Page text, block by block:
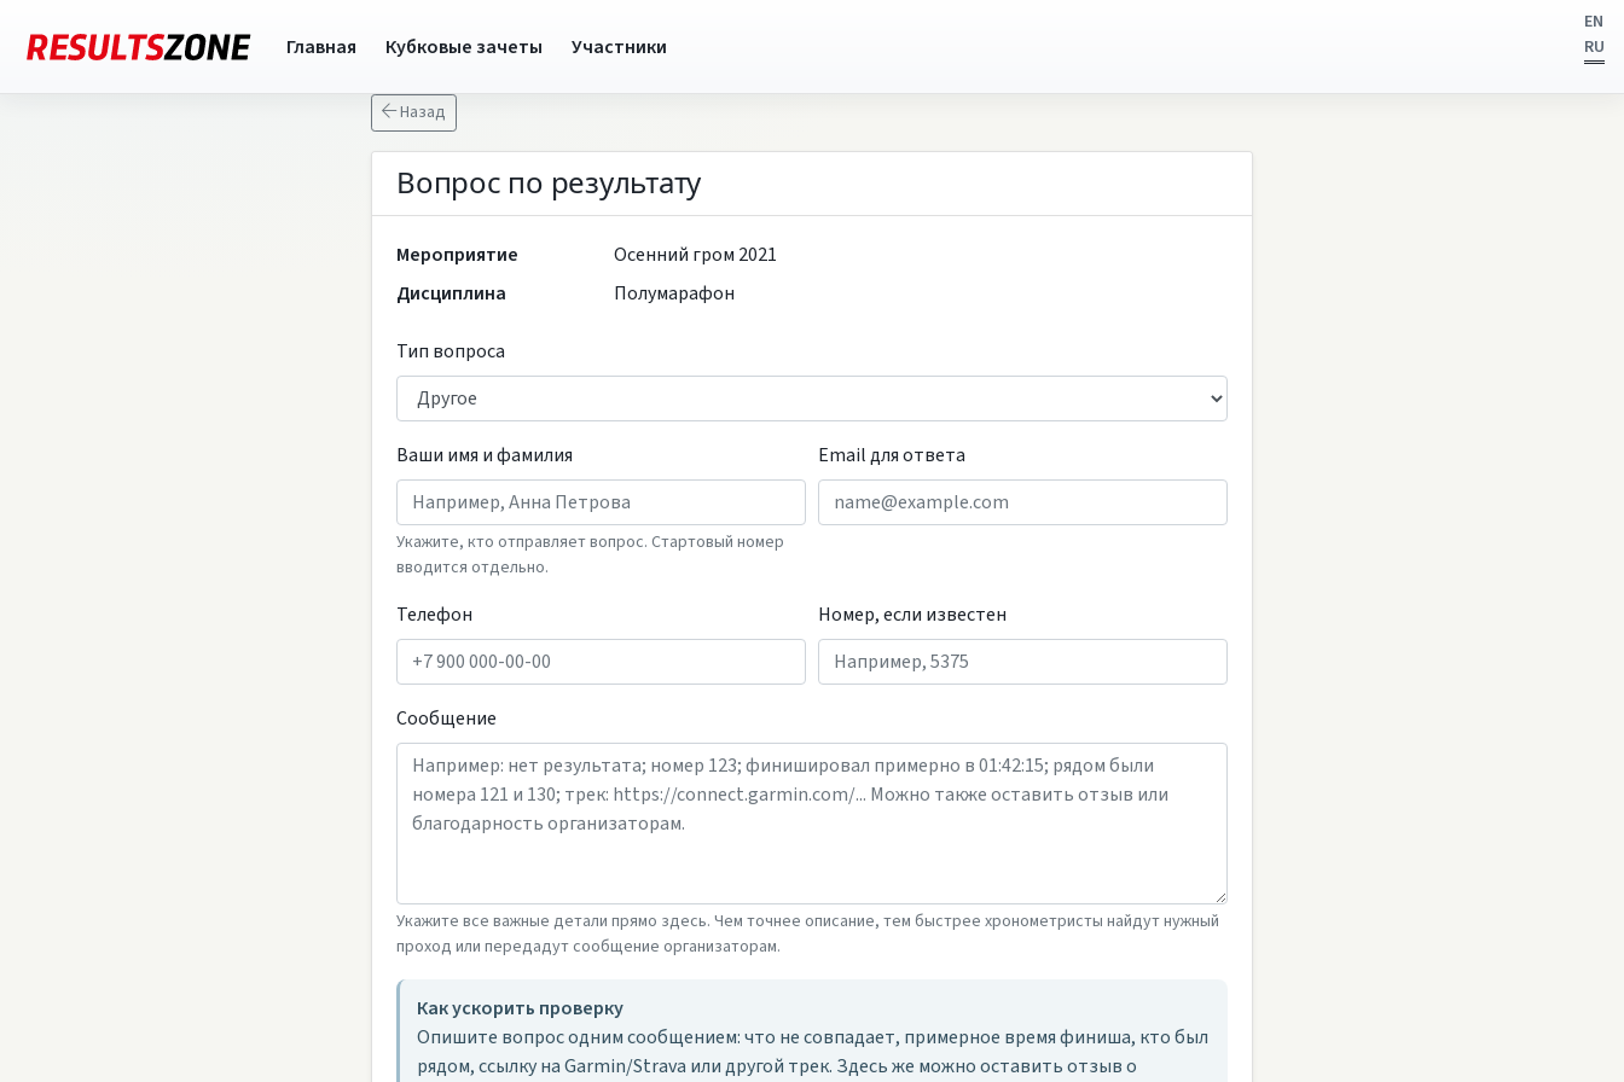
Главная Кубковые зачеты Участники
EN
RU
Назад
Вопрос по результату
Мероприятие
Осенний гром 2021
Дисциплина
Полумарафон
Тип вопроса
Ваши имя и фамилия
Укажите, кто отправляет вопрос. Стартовый номер
вводится отдельно.
Email для ответа
Телефон Номер, если известен
Сообщение
Укажите все важные детали прямо здесь. Чем точнее описание, тем быстрее хронометристы найдут нужный
проход или передадут сообщение организаторам.
Как ускорить проверку
Опишите вопрос одним сообщением: что не совпадает, примерное время финиша, кто был
рядом, ссылку на Garmin/Strava или другой трек. Здесь же можно оставить отзыв о